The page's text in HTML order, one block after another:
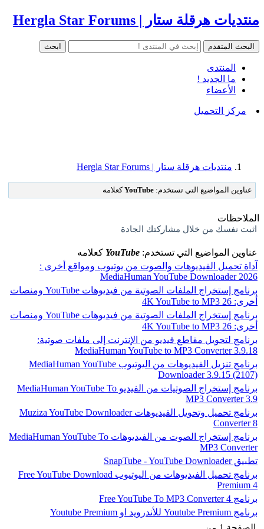
منتديات هرقلة ستار | Hergla Star Forums
المنتدى
ما الجديد !
الأعضاء
مركز التحميل
منتديات هرقلة ستار | Hergla Star Forums
عناوين المواضيع التي تستخدم: YouTubeكعلامه
الملاحظات
اثبت نفسك من خلال مشاركتك الجادة
عناوين المواضيع التي تستخدم: YouTube كعلامه
آداة تحميل الفيديوهات والصوت من يوتيوب ومواقع أخرى :
MediaHuman YouTube Downloader 2026
برنامج إستخراج الملفات الصوتية من فيديوهات YouTube ومنصات
أخرى: 4K YouTube to MP3 26
برنامج إستخراج الملفات الصوتية من فيديوهات YouTube ومنصات
أخرى: 4K YouTube to MP3 26
برنامج لتحويل مقاطع فيديو من الإنترنت إلى ملفات صوتية:
MediaHuman YouTube to MP3 Converter 3.9.18
برنامج تنزيل الفيديوهات من اليوتيوب MediaHuman YouTube
Downloader 3.9.15 (2107)
برنامج إستخراج الصوتيات من الفيديو MediaHuman YouTube To
MP3 Converter 3.9
برنامج تحميل وتحويل الفيديوهات Muziza YouTube Downloader
Converter 8
برنامج إستخراج الصوت من الفيديوهات MediaHuman YouTube To
MP3 Converter
تطبيق SnapTube - YouTube Downloader
برنامج تحميل الفيديوهات من اليوتيوب Free YouTube Download
Premium 4
برنامج Free YouTube To MP3 Converter 4
برنامج Youtube Premium للأندرويد او Youtube Premium